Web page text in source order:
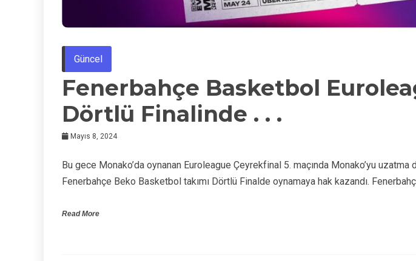
Güncel
Fenerbahçe Basketbol
Dörtlü Finalinde . . .
Mayıs 8, 2024
Bu gece Monako’da oynanan Euroleague Çeyrekfinal 5. maçında Monako’yu
Fenerbahçe Beko Basketbol takımı Dörtlü Finalde oynamaya hak kazandı.
Read More